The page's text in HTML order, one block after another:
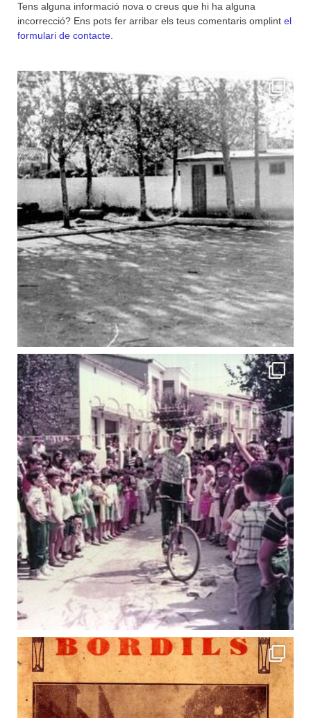
Tens alguna informació nova o creus que hi ha alguna
incorrecció? Ens pots fer arribar els teus comentaris omplint el
formulari de contacte